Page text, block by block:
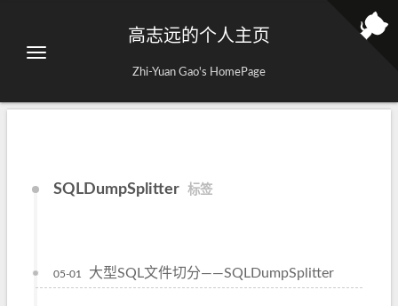
高志远的个人主页
Zhi-Yuan Gao's HomePage
SQLDumpSplitter 标签
大型SQL文件切分——SQLDumpSplitter
05-01